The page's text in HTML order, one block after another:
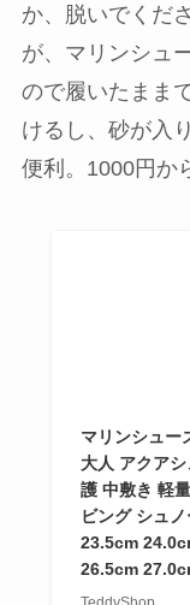
か、脱いでくだ
が、マリンシュ
ので履いたまま
けるし、砂が入
便利。1000円か
マリンシュー
大人 アクア
護 中敷き 軽
ビング シュ
23.5cm
26.5cm